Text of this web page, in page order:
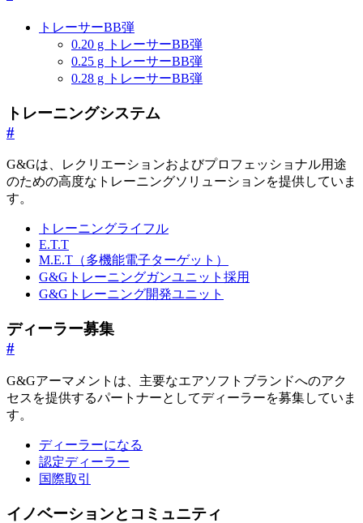
トレーサーBB弾
0.20 g トレーサーBB弾
0.25 g トレーサーBB弾
0.28 g トレーサーBB弾
トレーニングシステム
#
G&Gは、レクリエーションおよびプロフェッショナル用途
のための高度なトレーニングソリューションを提供していま
す。
トレーニングライフル
E.T.T
M.E.T（多機能電子ターゲット）
G&Gトレーニングガンユニット採用
G&Gトレーニング開発ユニット
ディーラー募集
#
G&Gアーマメントは、主要なエアソフトブランドへのアク
セスを提供するパートナーとしてディーラーを募集していま
す。
ディーラーになる
認定ディーラー
国際取引
イノベーションとコミュニティ